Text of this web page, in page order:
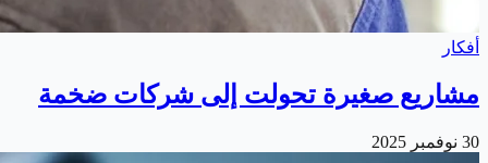
أفكار
مشاريع صغيرة تحولت إلى شركات ضخمة
30 نوفمبر 2025